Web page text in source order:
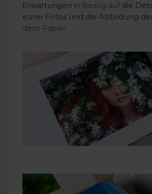
Erwartungen in Bezug auf die
eurer Fotos und die Abbildung
dem Papier.